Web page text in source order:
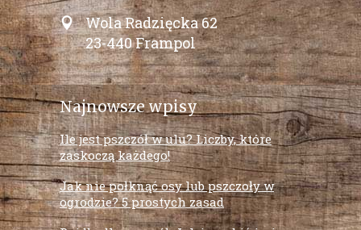
Wola Radzięcka 62
23-440 Frampol
Najnowsze wpisy
Ile jest pszczół w ulu? Liczby, które
zaskoczą każdego!
Jak nie połknąć osy lub pszczoły w
ogrodzie? 5 prostych zasad